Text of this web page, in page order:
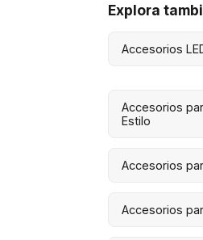
Explora
Accesorios
Accesorios
Estilo
Accesorios
Accesorios